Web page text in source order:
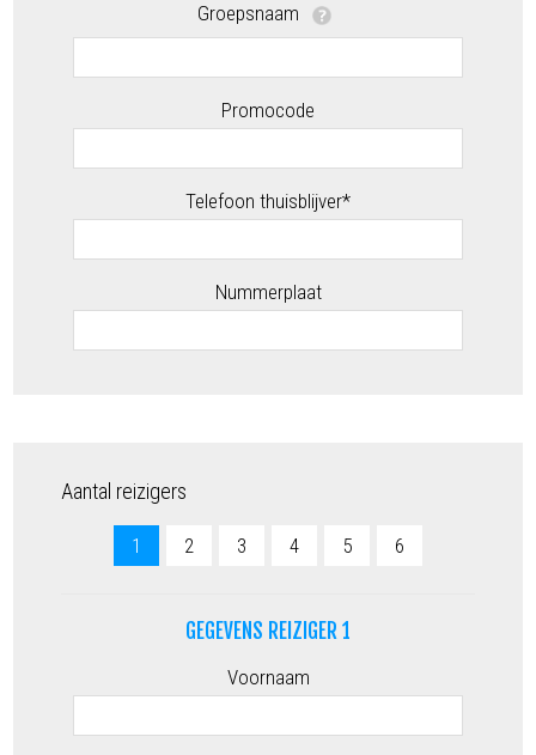
Groepsnaam
Promocode
Telefoon thuisblijver*
Nummerplaat
Aantal reizigers
1 2 3 4 5 6
GEGEVENS REIZIGER 1
Voornaam